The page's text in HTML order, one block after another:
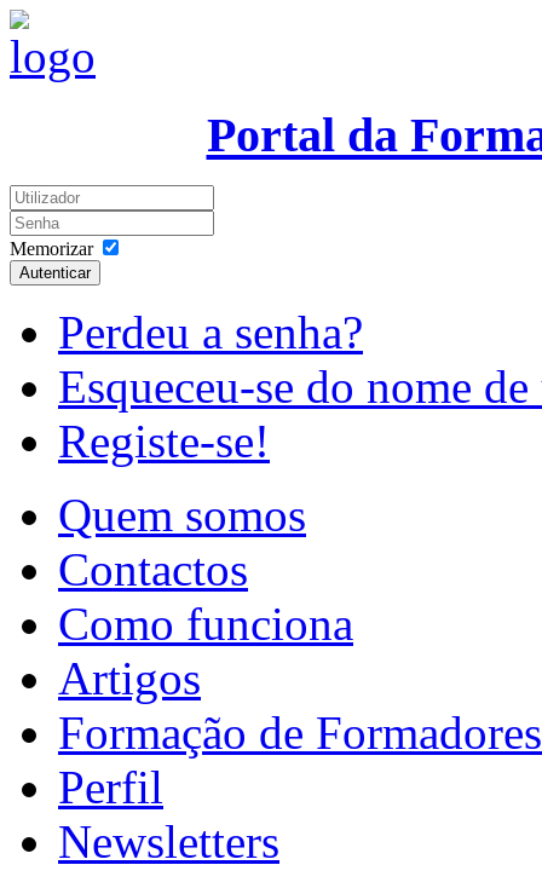
Portal da
Memorizar
Autenticar
Perdeu a senha?
Esqueceu-se do nome
Registe-se!
Quem somos
Contactos
Como funciona
Artigos
Formação de Formadores
Perfil
Newsletters